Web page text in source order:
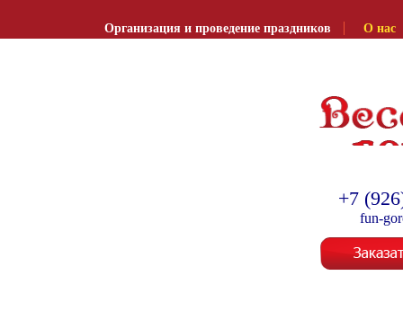
Организация и проведение праздников О нас
+7
fun-